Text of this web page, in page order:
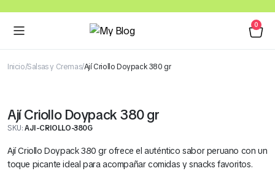
0
Inicio Salsas y Cremas Ají Criollo Doypack 380 gr
Ají Criollo Doypack 380 gr
SKU:AJI-CRIOLLO-380G
Ají Criollo Doypack 380 gr ofrece el auténtico sabor peruano con un
toque picante ideal para acompañar comidas y snacks favoritos.